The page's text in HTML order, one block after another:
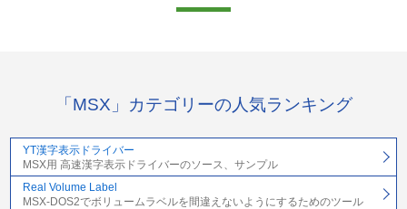
「MSX」カテゴリーの人気ランキング
YT漢字表示ドライバー
MSX用 高速漢字表示ドライバーのソース、サンプル
Real Volume Label
MSX-DOS2でボリュームラベルを間違えないようにするためのツール